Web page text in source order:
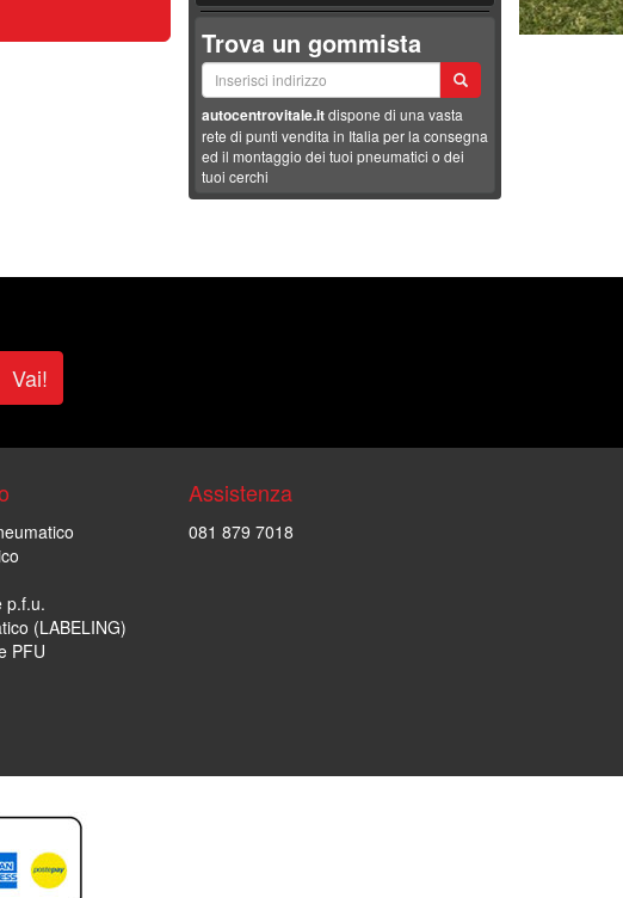
Trova un gommista
autocentrovitale.itdispone di una vasta
rete di punti vendita in Italia per la consegna
ed il montaggio dei tuoi pneumatici o dei
tuoi cerchi
Vai!
p.f.u.
(LABELING)
PFU
Assistenza
081 879 7018